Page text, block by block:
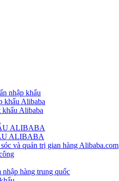
nhập khẩu
khẩu Alibaba
Alibaba
ALIBABA
ALIBABA
và quản trị gian hàng Alibaba.com
hàng trung quốc